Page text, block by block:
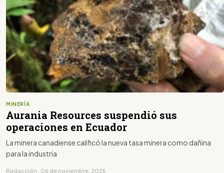
MINERÍA
Aurania Resources suspendió sus
operaciones en Ecuador
La minera canadiense calificó la nueva tasa minera como dañina
para la industria
Redacción · 06 de noviembre, 2025